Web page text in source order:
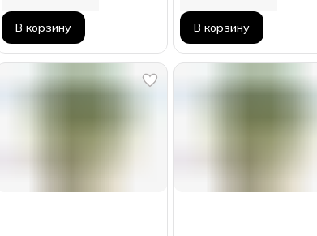
В корзину В корзину